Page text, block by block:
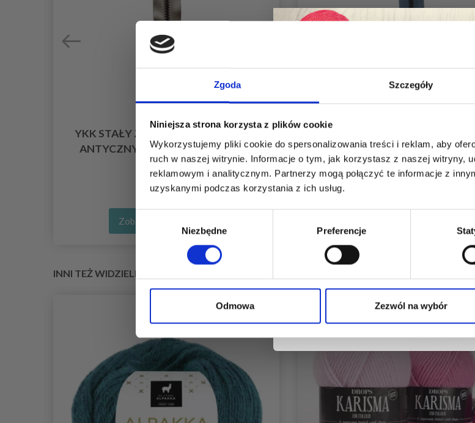
Zgoda Szczegóły
Niniejsza strona korzysta z plików cookie
Wykorzystujemy pliki cookie do spersonalizowania treści i reklam, aby
ruch w naszej witrynie. Informacje o tym, jak korzystasz z naszej witryny,
reklamowym i analitycznym. Partnerzy mogą połączyć te informacje z
uzyskanymi podczas korzystania z ich usług.
Niezbędne Preferencje
Odmowa Zezwól na wybór
YKK STAŁY ZAMEK BŁYSKAWICZNY
ANTYCZNY MOSIĄDZ 4 MM 12 CM
19,95 zł
Zobacz wszystkie opcje
ANTYCZNY MOSIĄDZ 4 MM
19,95 zł
INNI TEŻ WIDZIELI
Oszczędź nawet
Stań się częścią naszej
miłośników włóczek i uzyskaj
dostęp do inspirujących wzorów
Tak, zapisz mnie!
Nie, dziękuję